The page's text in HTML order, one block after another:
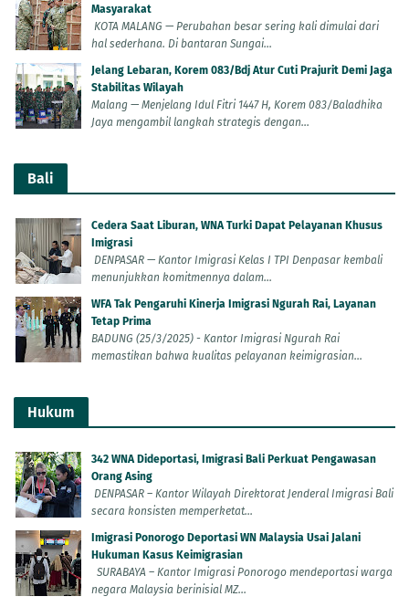
Masyarakat
KOTA MALANG — Perubahan besar sering kali dimulai dari
hal sederhana. Di bantaran Sungai...
Jelang Lebaran, Korem 083/Bdj Atur Cuti Prajurit Demi Jaga
Stabilitas Wilayah
Malang — Menjelang Idul Fitri 1447 H, Korem 083/Baladhika
Jaya mengambil langkah strategis dengan...
Bali
Cedera Saat Liburan, WNA Turki Dapat Pelayanan Khusus
Imigrasi
DENPASAR — Kantor Imigrasi Kelas I TPI Denpasar kembali
menunjukkan komitmennya dalam...
WFA Tak Pengaruhi Kinerja Imigrasi Ngurah Rai, Layanan
Tetap Prima
BADUNG (25/3/2025) - Kantor Imigrasi Ngurah Rai
memastikan bahwa kualitas pelayanan keimigrasian...
Hukum
342 WNA Dideportasi, Imigrasi Bali Perkuat Pengawasan
Orang Asing
DENPASAR – Kantor Wilayah Direktorat Jenderal Imigrasi Bali
secara konsisten memperketat...
Imigrasi Ponorogo Deportasi WN Malaysia Usai Jalani
Hukuman Kasus Keimigrasian
SURABAYA – Kantor Imigrasi Ponorogo mendeportasi warga
negara Malaysia berinisial MZ...